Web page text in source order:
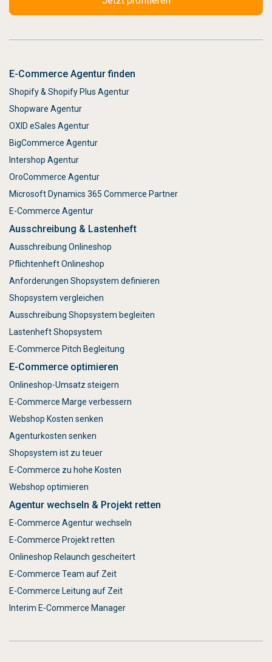
E-Commerce Agentur finden
Shopify & Shopify Plus Agentur
Shopware Agentur
OXID eSales Agentur
BigCommerce Agentur
Intershop Agentur
OroCommerce Agentur
Microsoft Dynamics 365 Commerce Partner
E-Commerce Agentur
Ausschreibung & Lastenheft
Ausschreibung Onlineshop
Pflichtenheft Onlineshop
Anforderungen Shopsystem definieren
Shopsystem vergleichen
Ausschreibung Shopsystem begleiten
Lastenheft Shopsystem
E-Commerce Pitch Begleitung
E-Commerce optimieren
Onlineshop-Umsatz steigern
E-Commerce Marge verbessern
Webshop Kosten senken
Agenturkosten senken
Shopsystem ist zu teuer
E-Commerce zu hohe Kosten
Webshop optimieren
Agentur wechseln & Projekt retten
E-Commerce Agentur wechseln
E-Commerce Projekt retten
Onlineshop Relaunch gescheitert
E-Commerce Team auf Zeit
E-Commerce Leitung auf Zeit
Interim E-Commerce Manager